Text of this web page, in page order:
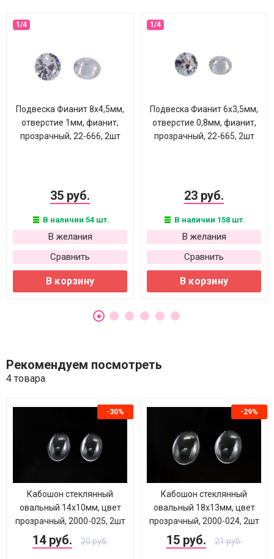
Подвеска Фианит 8х4,5мм,
отверстие 1мм, фианит,
прозрачный, 22-666, 2шт
35 руб.
В наличии 54 шт.
В желания
Сравнить
В корзину
Подвеска Фианит 6х3,5мм,
отверстие 0,8мм, фианит,
прозрачный, 22-665, 2шт
23 руб.
В наличии 158 шт.
В желания
Сравнить
В корзину
Рекомендуем посмотреть
4 товара
-30%
Кабошон стеклянный
овальный 14х10мм, цвет
прозрачный, 2000-025, 2шт
14 руб. 20 руб.
-29%
Кабошон стеклянный
овальный 18х13мм, цвет
прозрачный, 2000-024, 2шт
15 руб. 21 руб.